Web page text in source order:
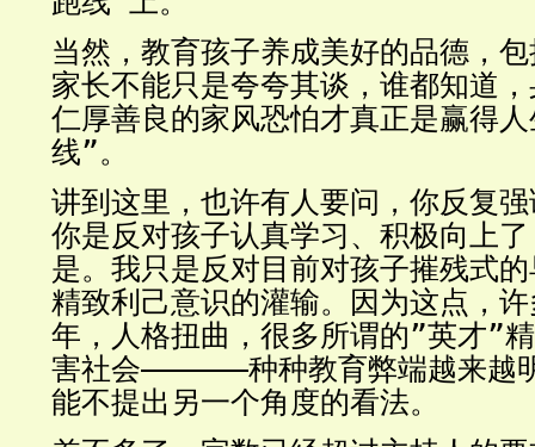
当然，教育孩子养成美好的品德，
家长不能只是夸夸其谈，谁都知道
仁厚善良的家风恐怕才真正是赢得
线”。
讲到这里，也许有人要问，你反复
你是反对孩子认真学习、积极向上
是。我只是反对目前对孩子摧残式
精致利己意识的灌输。因为这点，
年，人格扭曲，很多所谓的”英才”
害社会––––––种种教育弊端越来越
能不提出另一个角度的看法。